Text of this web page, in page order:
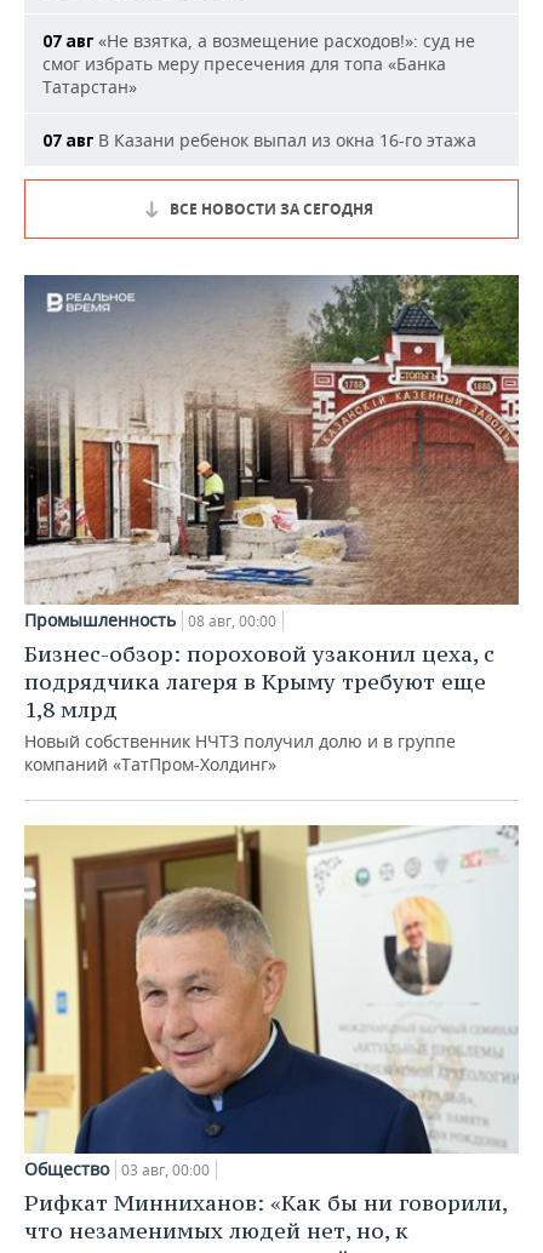
07 авг «Не взятка, а возмещение расходов!»: суд не
смог избрать меру пресечения для топа «Банка
Татарстан»
07 авг В Казани ребенок выпал из окна 16-го этажа
ВСЕ НОВОСТИ ЗА СЕГОДНЯ
Промышленность 08 авг, 00:00
Бизнес-обзор: пороховой узаконил цеха, с
подрядчика лагеря в Крыму требуют еще
1,8 млрд
Новый собственник НЧТЗ получил долю и в группе
компаний «ТатПром-Холдинг»
Общество 03 авг, 00:00
Рифкат Минниханов: «Как бы ни говорили,
что незаменимых людей нет, но, к